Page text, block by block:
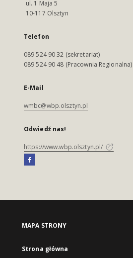
ul. 1 Maja 5
10-117 Olsztyn
Telefon
089 524 90 32 (sekretariat)
089 524 90 48 (Pracownia Regionalna)
E-Mail
wmbc@wbp.olsztyn.pl
Odwiedź nas!
https://www.wbp.olsztyn.pl/
MAPA STRONY
Strona główna